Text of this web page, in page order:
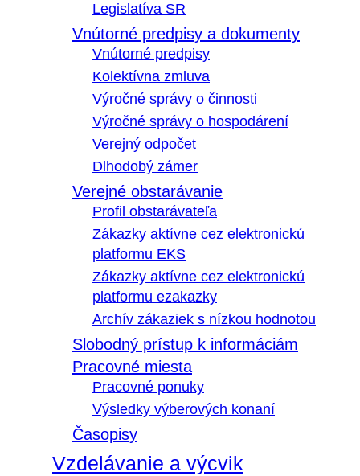
Legislatíva SR
Vnútorné predpisy a dokumenty
Vnútorné predpisy
Kolektívna zmluva
Výročné správy o činnosti
Výročné správy o hospodárení
Verejný odpočet
Dlhodobý zámer
Verejné obstarávanie
Profil obstarávateľa
Zákazky aktívne cez elektronickú
platformu EKS
Zákazky aktívne cez elektronickú
platformu ezakazky
Archív zákaziek s nízkou hodnotou
Slobodný prístup k informáciám
Pracovné miesta
Pracovné ponuky
Výsledky výberových konaní
Časopisy
Vzdelávanie a výcvik